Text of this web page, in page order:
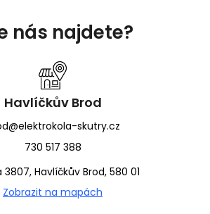
nás najdete?
Havlíčkův Brod
skutry.cz
730 517 388
3807, Havlíčkův Brod, 580 01
Zobrazit na mapách